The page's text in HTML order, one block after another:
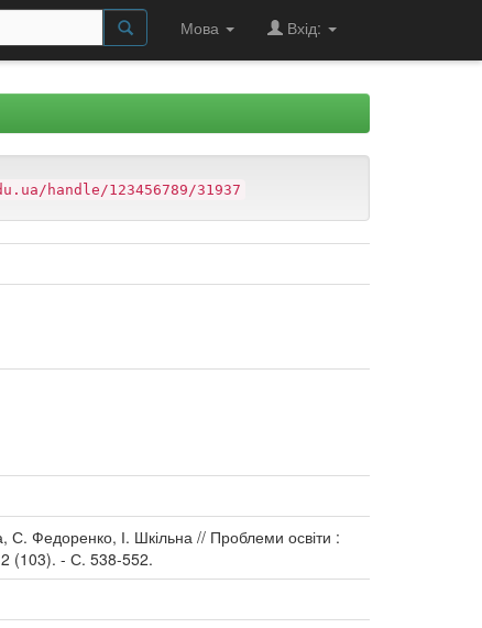
Мова Вхід:
handle/123456789/31937
С. Федоренко, І. Шкільна // Проблеми освіти :
2 (103). - С. 538-552.